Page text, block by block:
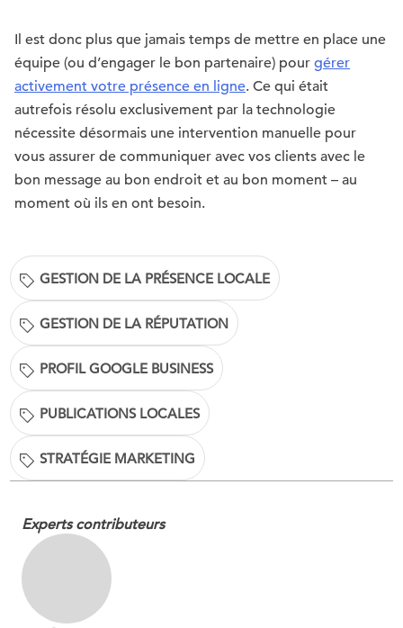
Il est donc plus que jamais temps de mettre en place une
équipe (ou d’engager le bon partenaire) pour gérer
activement votre présence en ligne. Ce qui était
autrefois résolu exclusivement par la technologie
nécessite désormais une intervention manuelle pour
vous assurer de communiquer avec vos clients avec le
bon message au bon endroit et au bon moment – au
moment où ils en ont besoin.
GESTION DE LA PRÉSENCE LOCALE
GESTION DE LA RÉPUTATION
PROFIL GOOGLE BUSINESS
PUBLICATIONS LOCALES
STRATÉGIE MARKETING
Experts contributeurs